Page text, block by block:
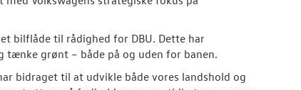
bilflåde til rådighed for DBU. Dette har
tænke grønt – både på og uden for banen.
bidraget til at udvikle både vores landshold og